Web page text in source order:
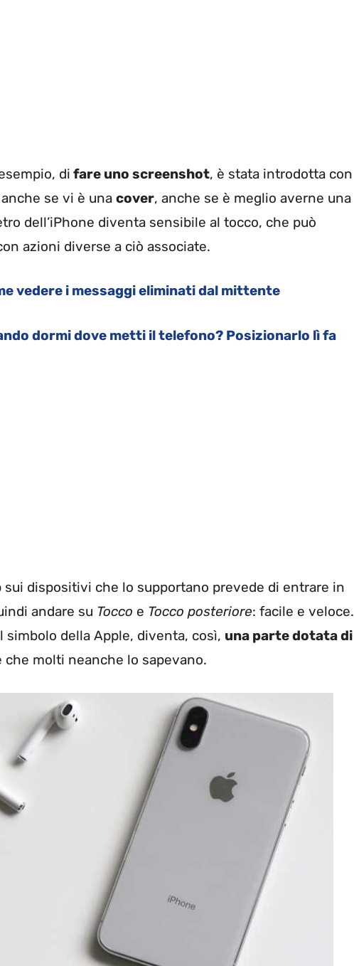
di fare uno screenshot, è stata introdotta con
se vi è una cover, anche se è meglio averne una
dell’iPhone diventa sensibile al tocco, che può
azioni diverse a ciò associate.
vedere i messaggi eliminati dal mittente
dormi dove metti il telefono? Posizionarlo lì fa
sui dispositivi che lo supportano prevede di entrare in
andare su Tocco e Tocco posteriore: facile e veloce.
della Apple, diventa, così, una parte dotata di
che molti neanche lo sapevano.